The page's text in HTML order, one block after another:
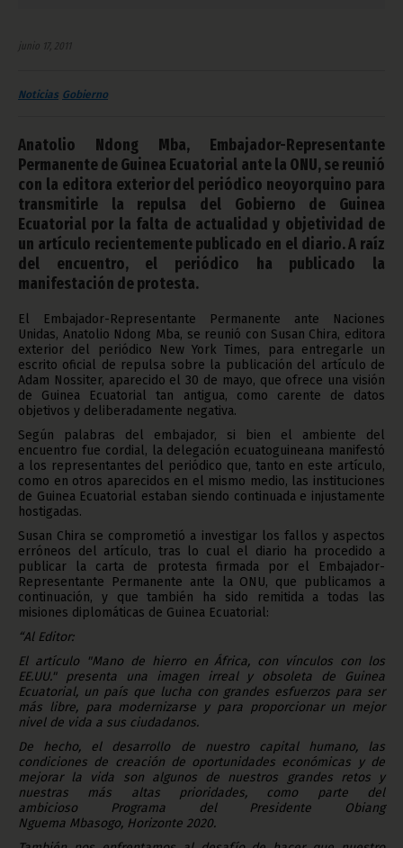
junio 17, 2011
Noticias Gobierno
Anatolio Ndong Mba, Embajador-Representante
Permanente de Guinea Ecuatorial ante la ONU, se reunió
con la editora exterior del periódico neoyorquino para
transmitirle la repulsa del Gobierno de Guinea
Ecuatorial por la falta de actualidad y objetividad de
un artículo recientemente publicado en el diario. A raíz
del encuentro, el periódico ha publicado la
manifestación de protesta.
El Embajador-Representante Permanente ante Naciones
Unidas, Anatolio Ndong Mba, se reunió con Susan Chira, editora
exterior del periódico New York Times, para entregarle un
escrito oficial de repulsa sobre la publicación del artículo de
Adam Nossiter, aparecido el 30 de mayo, que ofrece una visión
de Guinea Ecuatorial tan antigua, como carente de datos
objetivos y deliberadamente negativa.
Según palabras del embajador, si bien el ambiente del
encuentro fue cordial, la delegación ecuatoguineana manifestó
a los representantes del periódico que, tanto en este artículo,
como en otros aparecidos en el mismo medio, las instituciones
de Guinea Ecuatorial estaban siendo continuada e injustamente
hostigadas.
Susan Chira se comprometió a investigar los fallos y aspectos
erróneos del artículo, tras lo cual el diario ha procedido a
publicar la carta de protesta firmada por el Embajador-
Representante Permanente ante la ONU, que publicamos a
continuación, y que también ha sido remitida a todas las
misiones diplomáticas de Guinea Ecuatorial:
“Al Editor:
El artículo "Mano de hierroen África, con vínculos con los
EE.UU." presentauna imagen irreal y obsoleta de Guinea
Ecuatorial, un país que lucha con grandes esfuerzos para ser
más libre, para modernizarse y para proporcionar un mejor
nivel de vida a sus ciudadanos.
De hecho, el desarrollo denuestro capital humano, las
condiciones de creación de oportunidades económicas y de
mejorar la vida son algunos de nuestros grandes retos y
nuestras más altas prioridades, como parte del
ambicioso Programa delPresidente Obiang
Nguema Mbasogo, Horizonte 2020.